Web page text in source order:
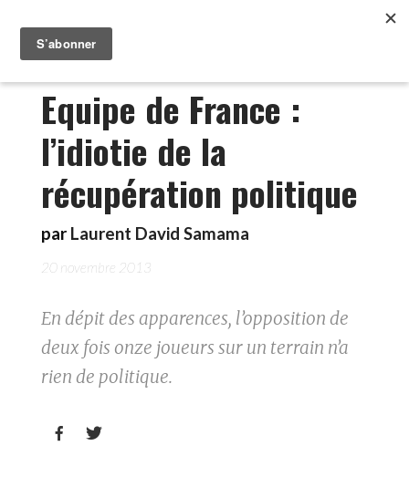
Equipe de France :
l’idiotie de la
récupération politique
par Laurent David Samama
20 novembre 2013
En dépit des apparences, l’opposition de
deux fois onze joueurs sur un terrain n’a
rien de politique.
 